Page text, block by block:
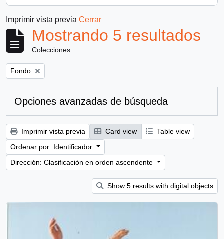
Imprimir vista previa Cerrar
Mostrando 5 resultados
Colecciones
Remove filter:
Fondo
Opciones avanzadas de búsqueda
Imprimir vista previa Card view
Table view
Ordenar por: Identificador
Dirección: Clasificación en orden ascendente
Show 5 results with digital objects